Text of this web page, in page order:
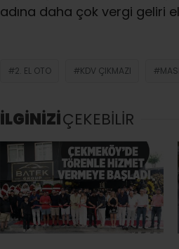
adına daha çok vergi geliri
2. EL OTO KDV ÇIKMAZI
İLGİNİZİÇEKEBİLİR